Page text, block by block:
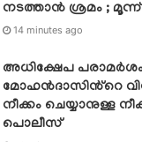
നടത്താന്‍ ശ്രമം ; മൂന്ന്
14 minutes ago
അധിക്ഷേപ പരാമർശം;
മോഹൻദാസിൻ്റെ
നീക്കം ചെയ്യാനുള്ള
പൊലീസ്